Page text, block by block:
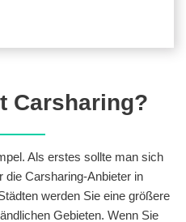
Carsharing?
Als erstes sollte man sich
die Carsharing-Anbieter in
werden Sie eine größere
Gebieten. Wenn Sie